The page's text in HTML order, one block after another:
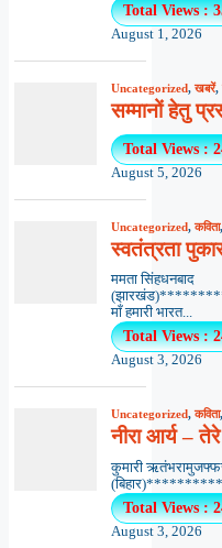
Total Views :
August 1, 2026
Uncategorized,खबरें,
सम्मानों हेतु
Total Views :
August 5, 2026
Uncategorized,कविता
स्वतंत्रता
ममता सिंहधनबाद
माँ हमारी भारत...
Total Views :
August 3, 2026
Uncategorized,कविता
नीरा आर्य –
कुमारी
Total Views :
August 3, 2026